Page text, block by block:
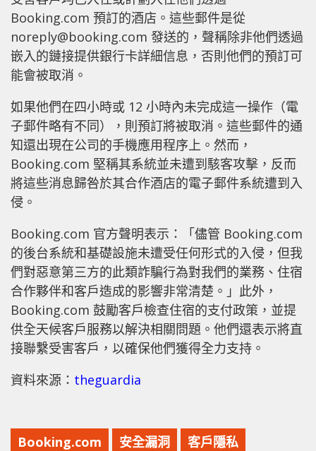
Booking.com 預訂的酒店。這些郵件是從
noreply@booking.com 發送的，聲稱除非他們透過
嵌入的鏈接提供銀行卡詳細信息，否則他們的預訂可
能會被取消。
如果他們在四小時或 12 小時內未完成這一操作（電
子郵件略有不同），則預訂將被取消。這些郵件的通
知還出現在公司的手機應用程序上。然而，
Booking.com 堅稱其系統並未遭到駭客攻擊，反而
將這些消息歸咎於其合作酒店的電子郵件系統遭到入
侵。
Booking.com 官方聲明表示：「儘管 Booking.com
的後台系統和基礎設施未遭受任何形式的入侵，但我
們對惡意第三方的此類詐騙行為對我們的業務、住宿
合作夥伴和客戶造成的影響非常清楚。」此外，
Booking.com 鼓勵客戶檢查住宿的支付政策，並提
供全天候客戶服務以解決相關問題。他們還表示將直
接聯繫受害客戶，以確保他們獲得全力支持。
資料來源： theguardia
Booking.com 安全漏洞 客戶隱私